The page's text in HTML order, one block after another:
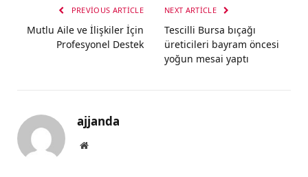
PREVIOUS ARTICLE
Mutlu Aile ve İlişkiler İçin
Profesyonel Destek
NEXT ARTICLE
Tescilli Bursa bıçağı
üreticileri bayram öncesi
yoğun mesai yaptı
ajjanda
Website